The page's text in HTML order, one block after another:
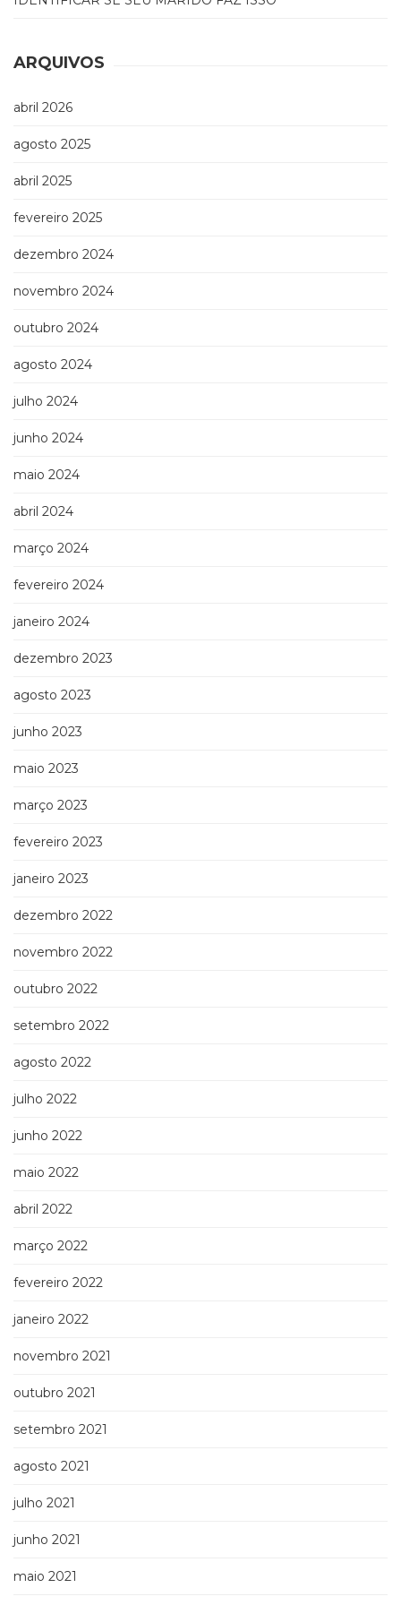
ARQUIVOS
abril 2026
agosto 2025
abril 2025
fevereiro 2025
dezembro 2024
novembro 2024
outubro 2024
agosto 2024
julho 2024
junho 2024
maio 2024
abril 2024
março 2024
fevereiro 2024
janeiro 2024
dezembro 2023
agosto 2023
junho 2023
maio 2023
março 2023
fevereiro 2023
janeiro 2023
dezembro 2022
novembro 2022
outubro 2022
setembro 2022
agosto 2022
julho 2022
junho 2022
maio 2022
abril 2022
março 2022
fevereiro 2022
janeiro 2022
novembro 2021
outubro 2021
setembro 2021
agosto 2021
julho 2021
junho 2021
maio 2021